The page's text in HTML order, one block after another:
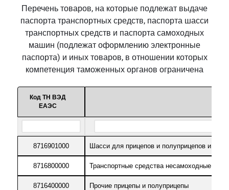
Перечень товаров, на которые подлежат выдаче
паспорта транспортных средств, паспорта шасси
транспортных средств и паспорта самоходных
машин (подлежат оформлению электронные
паспорта) и иных товаров, в отношении которых
компетенция таможенных органов ограничена
Код ТН ВЭД
ЕАЭС
8716901000 Шасси для прицепов и полуприцепов и
8716800000 Транспортные средства несамоходные
8716400000 Прочие прицепы и полуприцепы